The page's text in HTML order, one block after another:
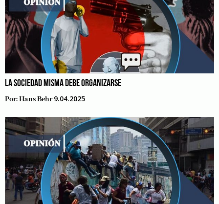
LA SOCIEDAD MISMA DEBE ORGANIZARSE
Por:Hans Behr 9.04.2025